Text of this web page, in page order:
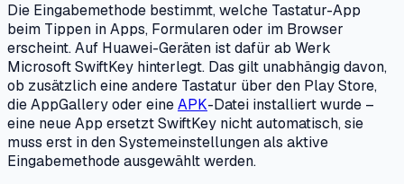
Die Eingabemethode bestimmt, welche Tastatur-App
beim Tippen in Apps, Formularen oder im Browser
erscheint. Auf Huawei-Geräten ist dafür ab Werk
Microsoft SwiftKey hinterlegt. Das gilt unabhängig davon,
ob zusätzlich eine andere Tastatur über den Play Store,
die AppGallery oder eineAPK-Datei installiert wurde –
eine neue App ersetzt SwiftKey nicht automatisch, sie
muss erst in den Systemeinstellungen als aktive
Eingabemethode ausgewählt werden.